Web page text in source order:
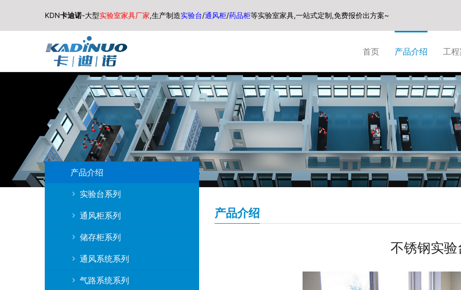
首页 产品介绍 工
产品介绍
不锈钢实验
产品介绍
实验台系列
通风柜系列
储存柜系列
通风系统系列
气路系统系列
KDN卡迪诺-大型实验室家具厂家,生产制造实验台/通风柜/药品柜等实验室家具,一站式定制,免费报价出方案~